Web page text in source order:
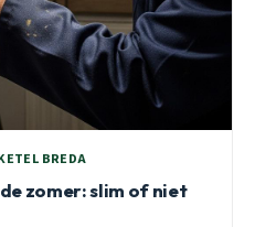
BREDA
zomer: slim of niet